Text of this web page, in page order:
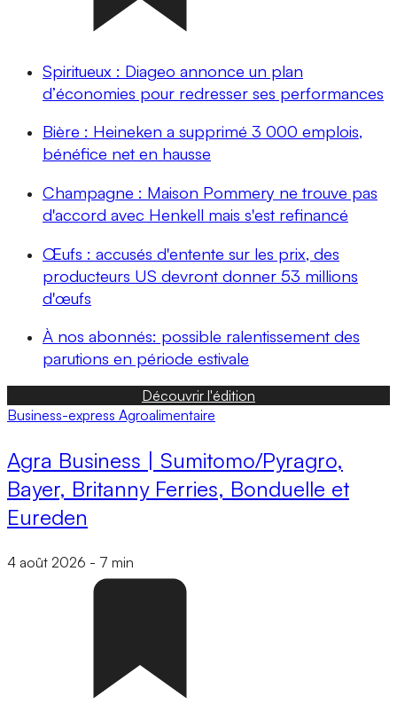
Spiritueux : Diageo annonce un plan
d’économies pour redresser ses performances
Bière : Heineken a supprimé 3 000 emplois,
bénéfice net en hausse
Champagne : Maison Pommery ne trouve pas
d'accord avec Henkell mais s'est refinancé
Œufs : accusés d'entente sur les prix, des
producteurs US devront donner 53 millions
d'œufs
À nos abonnés: possible ralentissement des
parutions en période estivale
Découvrir l'édition
Business-express Agroalimentaire
Agra Business | Sumitomo/Pyragro,
Bayer, Britanny Ferries, Bonduelle et
Eureden
4 août 2026 - 7 min